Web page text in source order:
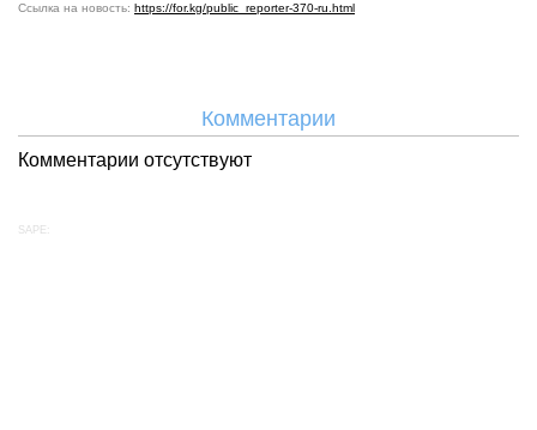
Ссылка на новость: https://for.kg/public_reporter-370-ru.html
Комментарии
Комментарии отсутствуют
SAPE: